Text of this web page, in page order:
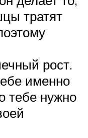
тратят
рост.
именно
тебе нужно